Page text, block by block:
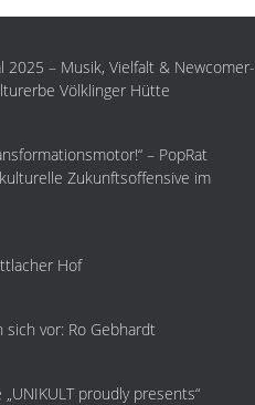
2025 – Musik, Vielfalt & Newcomer-
Völklinger Hütte
– PopRat
Zukunftsoffensive im
Hof
vor: Ro Gebhardt
proudly presents“